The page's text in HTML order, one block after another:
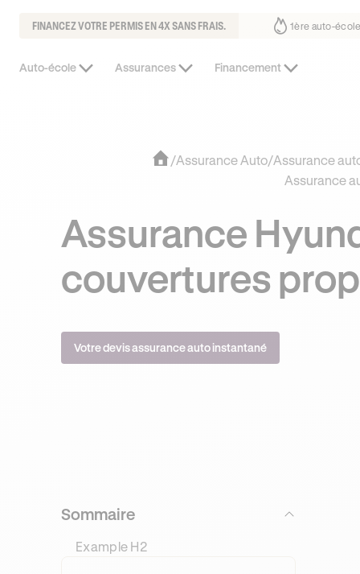
FINANCEZ VOTRE PERMIS EN 4X SANS FRAIS.
30% moins chère que l’auto-école de votre quartier 1ère
Auto-école Assurances Financement
/Assurance Auto/Assurance
Assurance
Assurance
couvertures
Votre devis assurance auto instantané
Sommaire
Example H2